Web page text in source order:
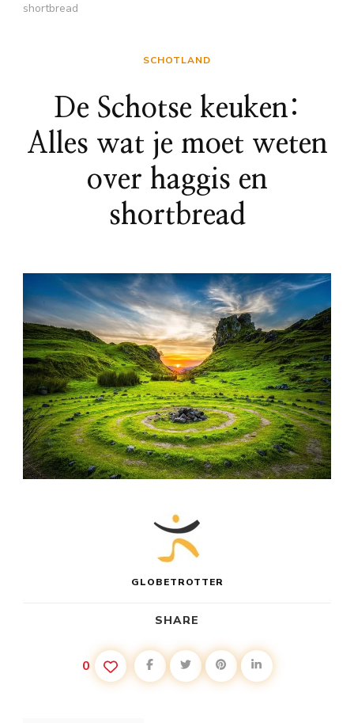
shortbread
SCHOTLAND
De Schotse keuken:
Alles wat je moet weten
over haggis en
shortbread
GLOBETROTTER
SHARE
0